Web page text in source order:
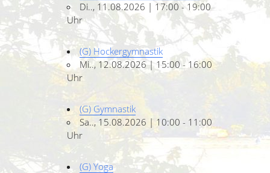
Di.., 11.08.2026 | 17:00 - 19:00
Uhr
(G) Hockergymnastik
Mi.., 12.08.2026 | 15:00 - 16:00
Uhr
(G) Gymnastik
Sa.., 15.08.2026 | 10:00 - 11:00
Uhr
(G) Yoga